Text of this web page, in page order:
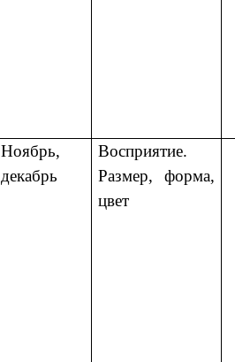
Ноябрь,
декабрь
Восприятие.
Размер, форма,
цвет